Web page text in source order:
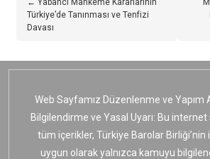
← Yabancı Mahkeme Kararlarının
Türkiye’de Tanınması ve Tenfizi
Davası
Web Sayfamız Düzenlenme ve Yapım
Bilgilendirme ve Yasal Uyarı: Bu
tüm içerikler, Türkiye Barolar Birliği’nin
uygun olarak yalnızca kamuyu